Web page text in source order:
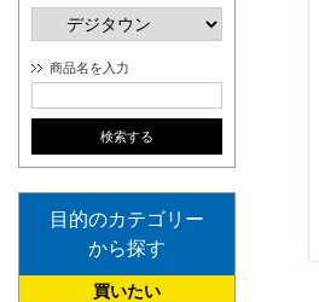
商品名を入力
目的のカテゴリー
から探す
買いたい